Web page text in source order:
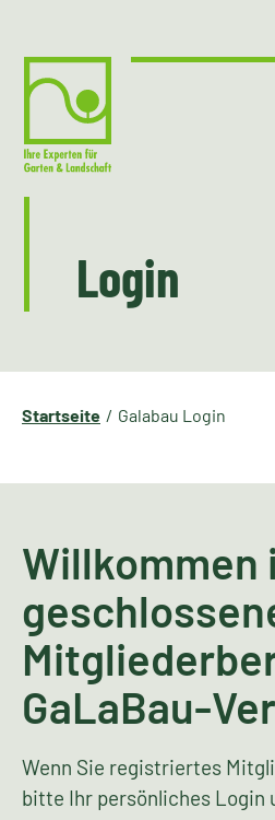
Login
Startseite Galabau Login
Willkommen
GaLaBau-
Wenn Sie registriertes
bitte Ihr persönliches Login